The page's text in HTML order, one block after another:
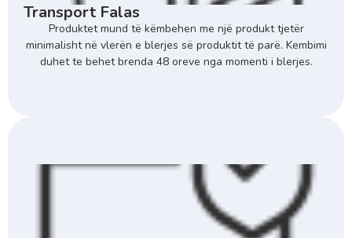
Transport Falas
Produktet mund të këmbehen me një produkt tjetër
minimalisht në vlerën e blerjes së produktit të parë. Kembimi
duhet te behet brenda 48 oreve nga momenti i blerjes.